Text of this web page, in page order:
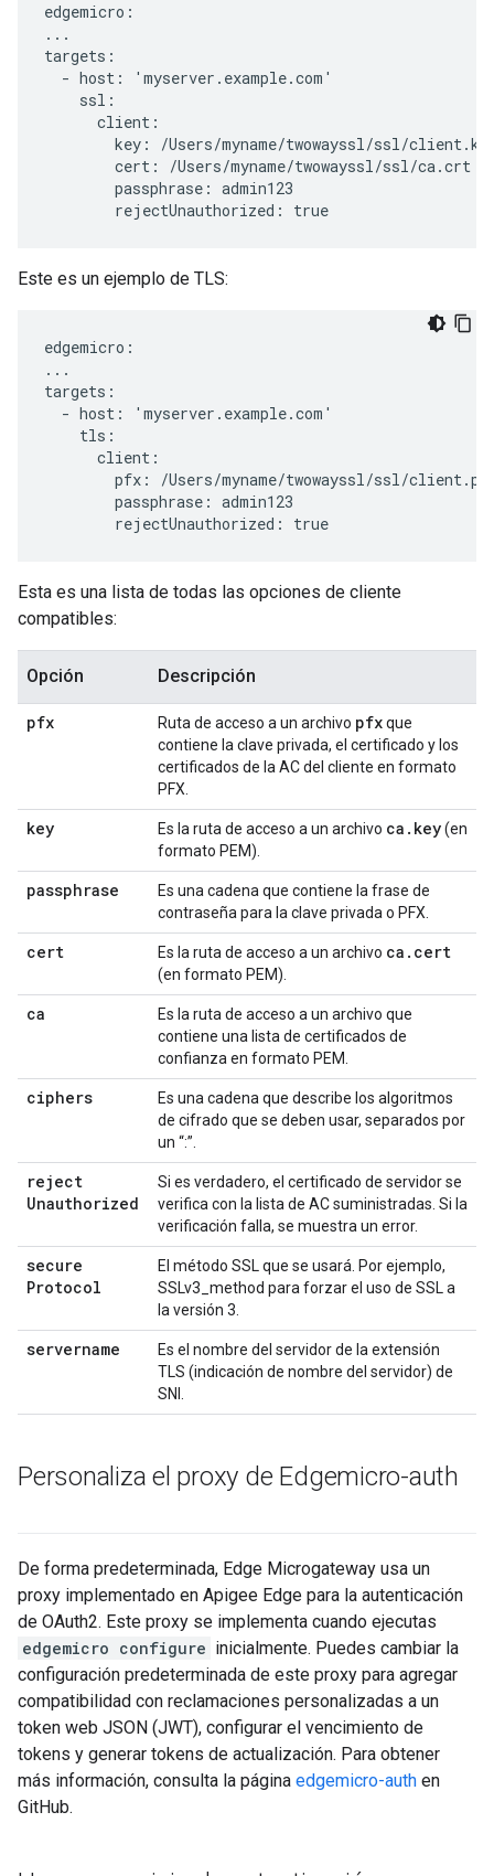
edgemicro:
...
targets:
  - host: 'myserver.example.com'
    ssl:
      client:
key: /Users/myname/twowayssl/ssl/
        cert: /Users/myname/twowayssl/ssl/ca.crt
        passphrase: admin123
        rejectUnauthorized: true
Este es un ejemplo de TLS:
edgemicro:
...
targets:
  - host: 'myserver.example.com'
    tls:
      client:
pfx: /Users/myname/twowayssl/ssl/
        passphrase: admin123
        rejectUnauthorized: true
Esta es una lista de todas las opciones de cliente
compatibles:
Opción Descripción
pfx Ruta de acceso a un archivo pfxque
contiene la clave privada, el certificado y los
certificados de la AC del cliente en formato
PFX.
key Es la ruta de acceso a un archivo ca . key(en
formato PEM).
passphrase
Es una cadena que contiene la frase de
contraseña para la clave privada o PFX.
cert Es la ruta de acceso a un archivo ca . cert
(en formato PEM).
ca
Es la ruta de acceso a un archivo que
contiene una lista de certificados de
confianza en formato PEM.
ciphers
Es una cadena que describe los algoritmos
de cifrado que se deben usar, separados por
un “:”.
reject
Unauthorized
Si es verdadero, el certificado de servidor se
verifica con la lista de AC suministradas. Si la
verificación falla, se muestra un error.
secure
Protocol
El método SSL que se usará. Por ejemplo,
SSLv3_method para forzar el uso de SSL a
la versión 3.
servername
Es el nombre del servidor de la extensión
TLS (indicación de nombre del servidor) de
SNI.
Personaliza el proxy de Edgemicro-auth
De forma predeterminada, Edge Microgateway usa un
proxy implementado en Apigee Edge para la autenticación
de OAuth2. Este proxy se implementa cuando ejecutas
edgemicro configure inicialmente. Puedes cambiar la
configuración predeterminada de este proxy para agregar
compatibilidad con reclamaciones personalizadas a un
token web JSON (JWT), configurar el vencimiento de
tokens y generar tokens de actualización. Para obtener
más información, consulta la página edgemicro-auth en
GitHub.